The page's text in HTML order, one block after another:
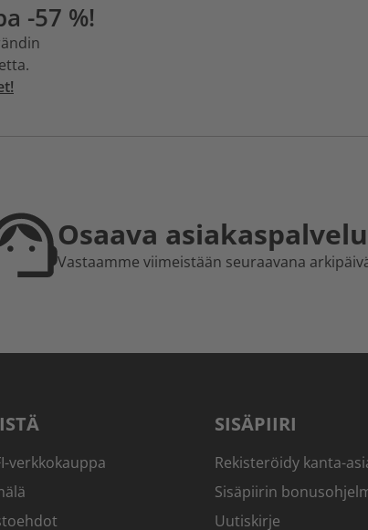
-57 %!
Osaava asiakaspalvelu
Vastaamme viimeistään seuraavana
verkkokauppa
SISÄPIIRI
Rekisteröidy kanta-
Sisäpiirin
Uutiskirje